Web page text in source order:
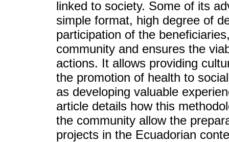
linked to society. Some of its
simple format, high degree of
participation of the
community and ensures the
actions. It allows providing
the promotion of health to
as developing valuable
article details how this
the community allow the
projects in the Ecuadorian